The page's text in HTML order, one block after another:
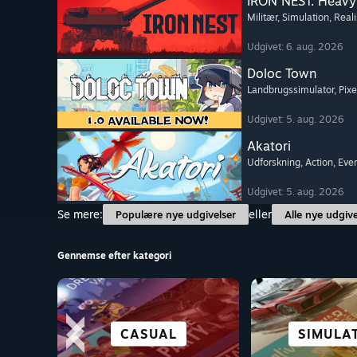
Militær, Simulation,
Udgivet: 6. aug. 2026
Doloc Town
Landbrugssimulator,
Udgivet: 5. aug. 2026
Akatori
Udforskning, Action,
Udgivet: 5. aug. 2026
Se mere:
Populære nye udgivelser eller Alle nye
Gennemse efter kategori
CASUAL
STRATEGI VR-
ACTION
ALLE SPORTSGRENE VISUEL